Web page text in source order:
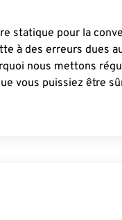
statique pour la
à des erreurs dues
nous mettons
vous puissiez être